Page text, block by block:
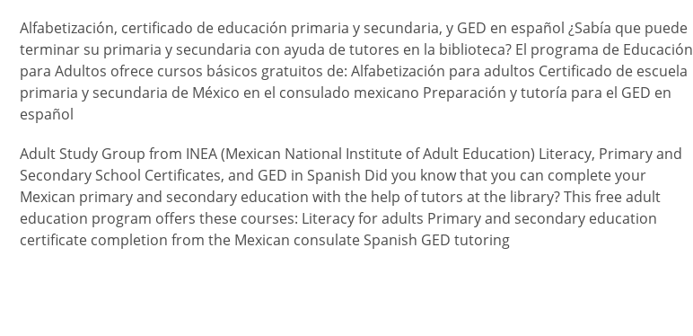
Alfabetización, certificado de educación primaria y secundaria, y GED en español ¿Sabía que puede
terminar su primaria y secundaria con ayuda de tutores en la biblioteca? El programa de Educación
para Adultos ofrece cursos básicos gratuitos de: Alfabetización para adultos Certificado de escuela
primaria y secundaria de México en el consulado mexicano Preparación y tutoría para el GED en
español
Adult Study Group from INEA (Mexican National Institute of Adult Education) Literacy, Primary and
Secondary School Certificates, and GED in Spanish Did you know that you can complete your
Mexican primary and secondary education with the help of tutors at the library? This free adult
education program offers these courses: Literacy for adults Primary and secondary education
certificate completion from the Mexican consulate Spanish GED tutoring